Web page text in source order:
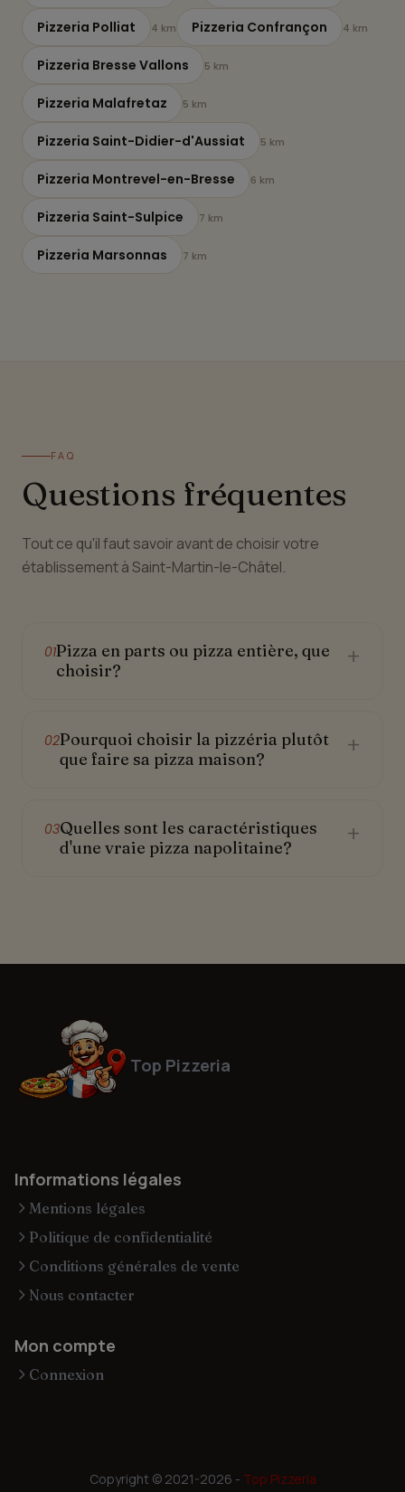
Pizzeria Polliat 4 km Pizzeria Confrançon 4 km
Pizzeria Bresse Vallons 5 km
Pizzeria Malafretaz 5 km
Pizzeria Saint-Didier-d'Aussiat 5 km
Pizzeria Montrevel-en-Bresse 6 km
Pizzeria Saint-Sulpice 7 km
Pizzeria Marsonnas 7 km
FAQ
Questions fréquentes
Tout ce qu'il faut savoir avant de choisir votre
établissement à Saint-Martin-le-Châtel.
01Pizza en parts ou pizza entière, que
choisir?
+
02Pourquoi choisir la pizzéria plutôt
que faire sa pizza maison?
+
03Quelles sont les caractéristiques
d'une vraie pizza napolitaine?
+
Top Pizzeria
Informations légales
Mentions légales
Politique de confidentialité
Conditions générales de vente
Nous contacter
Mon compte
Connexion
Copyright © 2021-2026 - Top Pizzeria